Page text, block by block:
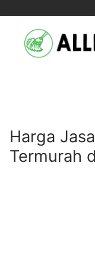
content
Harga
Termurah